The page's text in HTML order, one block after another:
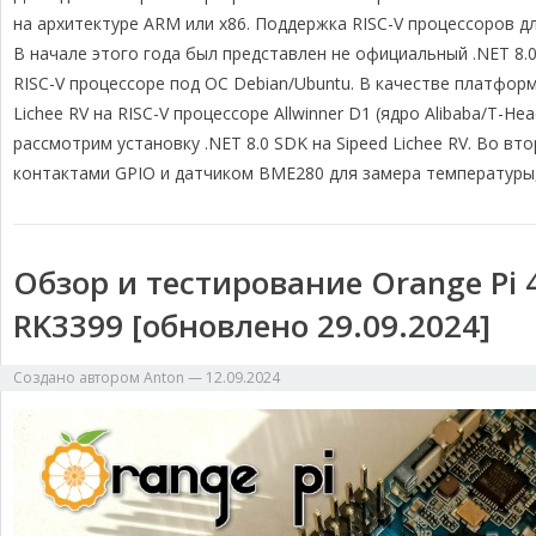
e
g
r
a
m
e
b
o
o
k
e
a
d
s
y
L
n
k
р
а
в
и
т
ь
на архитектуре ARM или x86. Поддержка RISC-V
В начале этого года был представлен не официальный .NET
RISC-V процессоре под ОС Debian/Ubuntu. В качестве
Lichee RV на RISC-V процессоре Allwinner D1 (ядро Alibaba/T-
рассмотрим установку .NET 8.0 SDK на Sipeed Lichee RV. Во
контактами GPIO и датчиком BME280 для замера
Обзор и тестирование Orange Pi
RK3399 [обновлено 29.09.2024]
Создано автором Anton — 12.09.2024